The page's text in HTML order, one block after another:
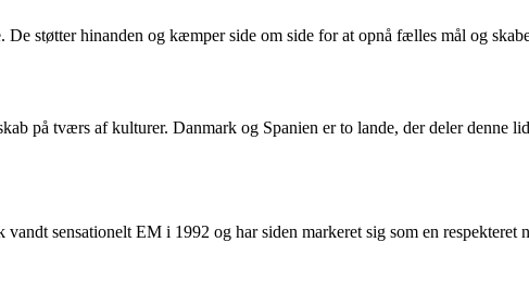
støtter hinanden og kæmper side om side for at opnå fælles mål og
på tværs af kulturer. Danmark og Spanien er to lande, der deler denne
sensationelt EM i 1992 og har siden markeret sig som en respekteret